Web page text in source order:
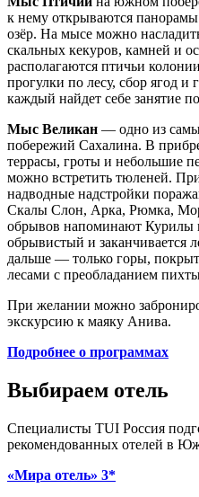
к нему открываются
озёр. На мысе можно
скальных кекуров, камней и
располагаются птичьи
прогулки по лесу, сбор ягод
каждый найдет себе занятие
Мыс Великан — одно из
побережий Сахалина. В
террасы, гроты и небольшие
можно встретить тюленей.
надводные надстройки
Скалы Слон, Арка, Рюмка,
обрывов напоминают Курилы
обрывистый и заканчивается
дальше — только горы,
лесами с преобладанием
При желании можно
экскурсию к маяку Анива.
Подробнее о программах
Выбираем отель
Специалисты TUI Россия
рекомендованных отелей в
«Мира отель» 3*